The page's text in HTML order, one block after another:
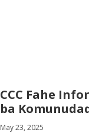
CCC Fahe
ba
May 23, 2025